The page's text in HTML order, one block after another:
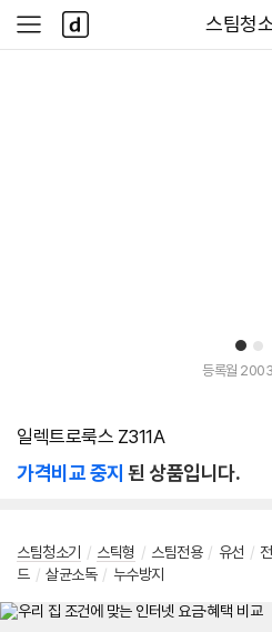
다나와
스팀청
사
이
다
나
와
1 2
등록월
일렉트로룩스 Z311A
가격비교 중지 된 상품입니다.
스팀청소기 / 스틱형 / 스팀전용 / 유선 /
드 / 살균소독 / 누수방지